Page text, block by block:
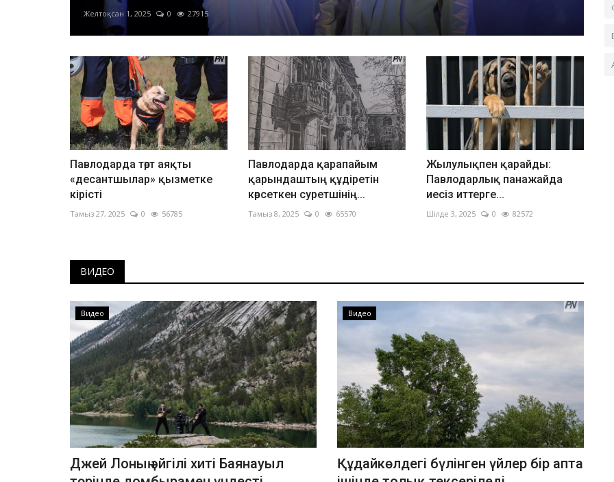
Желтоқсан 1, 2025 0 27915
Павлодарда төрт аяқты
«десантшылар» қызметке
кірісті
Тамыз 27, 2025 0 56785
Павлодарда қарапайым
қарындаштың құдіретін
көрсеткен суретшінің...
Тамыз 8, 2025 0 65570
Жылулықпен қарайды:
Павлодарлық панажайда
иесіз иттерге...
Шілде 3, 2025 0 82572
ВИДЕО
Видео
Джей Лоның әйгілі хиті Баянауыл
Видео
Құдайкөлдегі бүлінген үйлер бір апта